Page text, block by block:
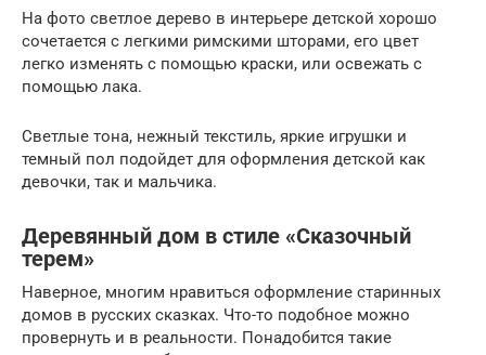
На фото светлое дерево в интерьере детской хорошо
сочетается с легкими римскими шторами, его цвет
легко изменять с помощью краски, или освежать с
помощью лака.
Светлые тона, нежный текстиль, яркие игрушки и
темный пол подойдет для оформления детской как
девочки, так и мальчика.
Деревянный дом в стиле «Сказочный
терем»
Наверное, многим нравиться оформление старинных
домов в русских сказках. Что-то подобное можно
провернуть и в реальности. Понадобится такие